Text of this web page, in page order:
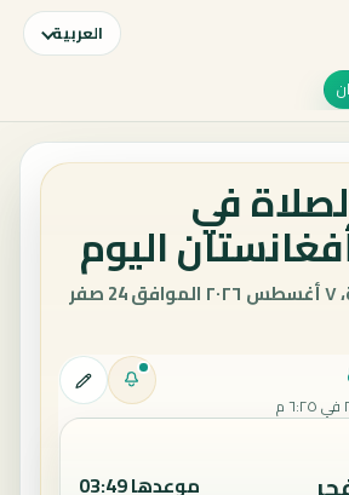
العربية
في
اليوم
تاريخ اليوم: الجمعة، ٧ أغسطس ٢٠٢٦ الموافق 24 صفر
موعدها 03:49